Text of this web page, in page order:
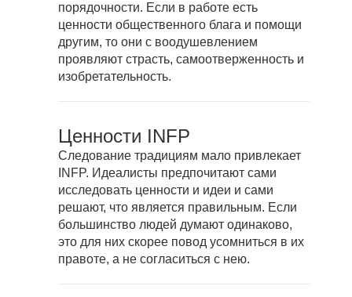
порядочности. Если в работе есть
ценности общественного блага и помощи
другим, то они с воодушевлением
проявляют страсть, самоотверженность и
изобретательность.
Ценности INFP
Следование традициям мало привлекает
INFP. Идеалисты предпочитают сами
исследовать ценности и идеи и сами
решают, что является правильным. Если
большинство людей думают одинаково,
это для них скорее повод усомниться в их
правоте, а не согласиться с нею.